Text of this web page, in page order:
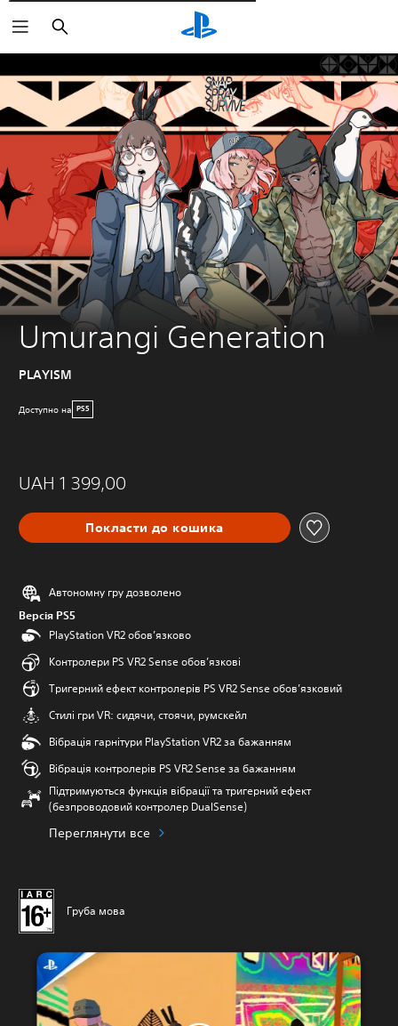
Пошук
Umurangi Generation
PLAYISM
Доступно на PS5
UAH 1 399,00
Покласти до кошика
Автономну гру дозволено
Версія PS5
PlayStation VR2 обов’язково
Контролери PS VR2 Sense обов’язкові
Тригерний ефект контролерів PS VR2 Sense обов’язковий
Стилі гри VR: сидячи, стоячи, румскейл
Вібрація гарнітури PlayStation VR2 за бажанням
Вібрація контролерів PS VR2 Sense за бажанням
Підтримуються функція вібрації та тригерний ефект
(безпроводовий контролер DualSense)
Переглянути все
Груба мова